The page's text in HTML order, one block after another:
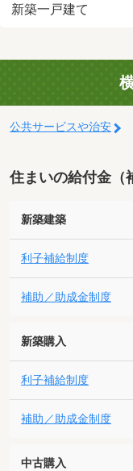
新築一戸建て
公共サービスや治安
住まいの給付金（
新築建築
利子補給制度
補助／助成金制度
新築購入
利子補給制度
補助／助成金制度
中古購入